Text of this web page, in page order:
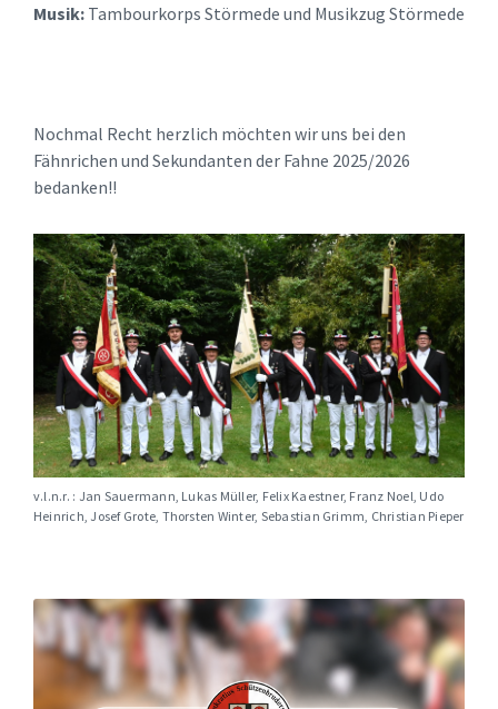
Musik: Tambourkorps Störmede und Musikzug Störmede
Nochmal Recht herzlich möchten wir uns bei den
Fähnrichen und Sekundanten der Fahne 2025/2026
bedanken!!
v.l.n.r. : Jan Sauermann, Lukas Müller, Felix Kaestner, Franz Noel, Udo
Heinrich, Josef Grote, Thorsten Winter, Sebastian Grimm, Christian Pieper